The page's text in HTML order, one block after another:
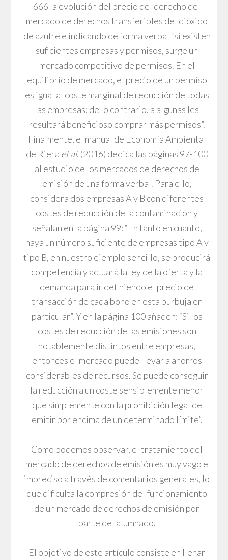
666 la evolución del precio del derecho del
mercado de derechos transferibles del dióxido
de azufre e indicando de forma verbal “si existen
suficientes empresas y permisos, surge un
mercado competitivo de permisos. En el
equilibrio de mercado, el precio de un permiso
es igual al coste marginal de reducción de todas
las empresas; de lo contrario, a algunas les
resultará beneficioso comprar más permisos”.
Finalmente, el manual de Economía Ambiental
de Riera et al. (2016) dedica las páginas 97-100
al estudio de los mercados de derechos de
emisión de una forma verbal. Para ello,
considera dos empresas A y B con diferentes
costes de reducción de la contaminación y
señalan en la página 99: “En tanto en cuanto,
haya un número suficiente de empresas tipo A y
tipo B, en nuestro ejemplo sencillo, se producirá
competencia y actuará la ley de la oferta y la
demanda para ir definiendo el precio de
transacción de cada bono en esta burbuja en
particular”. Y en la página 100 añaden: “Si los
costes de reducción de las emisiones son
notablemente distintos entre empresas,
entonces el mercado puede llevar a ahorros
considerables de recursos. Se puede conseguir
la reducción a un coste sensiblemente menor
que simplemente con la prohibición legal de
emitir por encima de un determinado límite”.
Como podemos observar, el tratamiento del
mercado de derechos de emisión es muy vago e
impreciso a través de comentarios generales, lo
que dificulta la compresión del funcionamiento
de un mercado de derechos de emisión por
parte del alumnado.
El objetivo de este artículo consiste en llenar